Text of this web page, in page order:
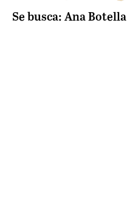
Se busca: Ana Botella